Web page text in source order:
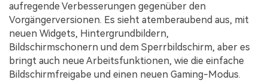
aufregende Verbesserungen gegenüber den
Vorgängerversionen. Es sieht atemberaubend aus, mit
neuen Widgets, Hintergrundbildern,
Bildschirmschonern und dem Sperrbildschirm, aber es
bringt auch neue Arbeitsfunktionen, wie die einfache
Bildschirmfreigabe und einen neuen Gaming-Modus.